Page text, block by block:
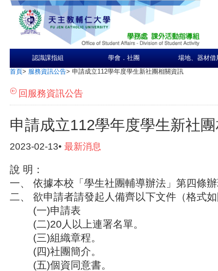
認識課指組 學會．社團 場地、器材借
首頁> 服務資訊公告> 申請成立112學年度學生新社團相關資訊
回服務資訊公告
申請成立112學年度學生新社
2023-02-13• 最新消息
說 明：
一、 依據本校「學生社團輔導辦法」第四條
二、 欲申請者請發起人備齊以下文件（格式
(一)申請表
(二)20人以上連署名單。
(三)組織章程。
(四)社團簡介。
(五)個資同意書。